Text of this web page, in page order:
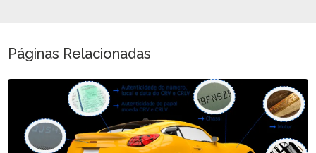
Páginas Relacionadas